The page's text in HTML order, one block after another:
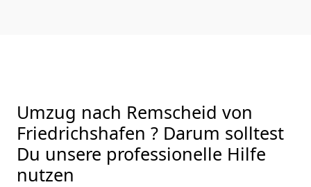
Umzug nach Remscheid von
Friedrichshafen ? Darum solltest
Du unsere professionelle Hilfe
nutzen